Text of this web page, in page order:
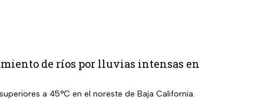
de ríos por lluvias intensas en
a 45°C en el noreste de Baja California.